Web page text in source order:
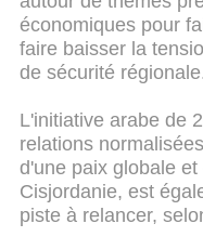
économiques pour
faire baisser la
de sécurité
L'initiative arabe de
relations
d'une paix globale
Cisjordanie, est
piste à relancer,